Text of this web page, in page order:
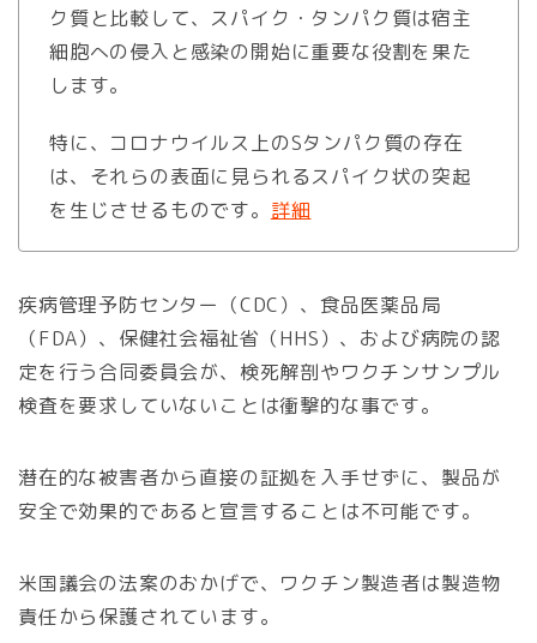
ク質と比較して、スパイク・タンパク質は宿主
細胞への侵入と感染の開始に重要な役割を果た
します。
特に、コロナウイルス上のSタンパク質の存在
は、それらの表面に見られるスパイク状の突起
を生じさせるものです。 詳細
疾病管理予防センター（CDC）、食品医薬品局
（FDA）、保健社会福祉省（HHS）、および病院の認
定を行う合同委員会が、検死解剖やワクチンサンプル
検査を要求していないことは衝撃的な事です。
潜在的な被害者から直接の証拠を入手せずに、製品が
安全で効果的であると宣言することは不可能です。
米国議会の法案のおかげで、ワクチン製造者は製造物
責任から保護されています。